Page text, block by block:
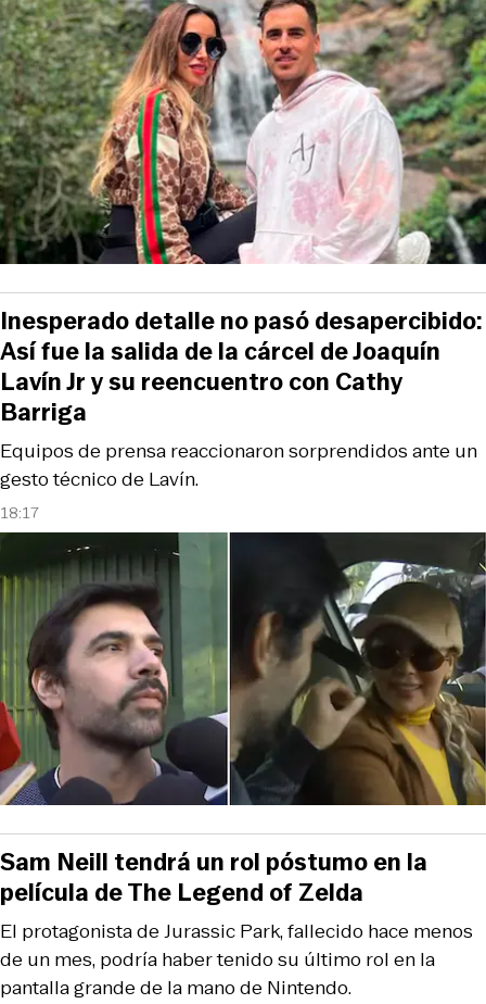
18:17
Equipos de prensa reaccionaron sorprendidos ante un
gesto técnico de Lavín.
Inesperado detalle no pasó desapercibido:
Así fue la salida de la cárcel de Joaquín
Lavín Jr y su reencuentro con Cathy
Barriga
El protagonista de Jurassic Park, fallecido hace menos
de un mes, podría haber tenido su último rol en la
pantalla grande de la mano de Nintendo.
Sam Neill tendrá un rol póstumo en la
película de The Legend of Zelda